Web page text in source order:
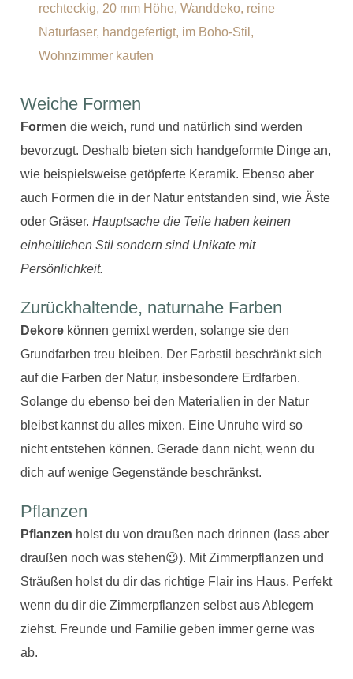
Weiche Formen
Formen die weich, rund und natürlich sind werden
bevorzugt. Deshalb bieten sich handgeformte Dinge an,
wie beispielsweise getöpferte Keramik. Ebenso aber
auch Formen die in der Natur entstanden sind, wie Äste
oder Gräser.Hauptsache die Teile haben keinen
einheitlichen Stil sondern sind Unikate mit
Persönlichkeit.
Zurückhaltende, naturnahe Farben
Dekore können gemixt werden, solange sie den
Grundfarben treu bleiben. Der Farbstil beschränkt sich
auf die Farben der Natur, insbesondere Erdfarben.
Solange du ebenso bei den Materialien in der Natur
bleibst kannst du alles mixen. Eine Unruhe wird so
nicht entstehen können. Gerade dann nicht, wenn du
dich auf wenige Gegenstände beschränkst.
Pflanzen
Pflanzen holst du von draußen nach drinnen (lass aber
draußen noch was stehen😉). Mit Zimmerpflanzen und
Sträußen holst du dir das richtige Flair ins Haus. Perfekt
wenn du dir die Zimmerpflanzen selbst aus Ablegern
ziehst. Freunde und Familie geben immer gerne was
ab.